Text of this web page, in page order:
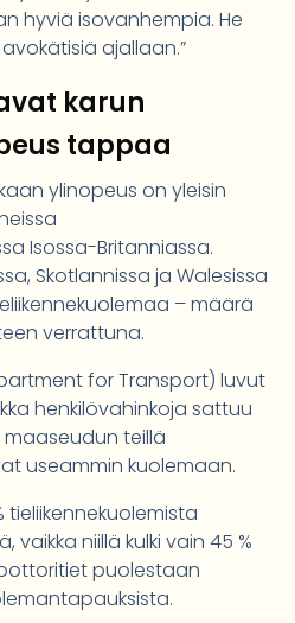
hyviä isovanhempia. He
ajallaan.”
karun
tappaa
ylinopeus on yleisin
Isossa-Britanniassa.
Skotlannissa ja Walesissa
– määrä
verrattuna.
for Transport) luvut
henkilövahinkoja sattuu
maaseudun teillä
useammin kuolemaan.
tieliikennekuolemista
niillä kulki vain 45 %
puolestaan